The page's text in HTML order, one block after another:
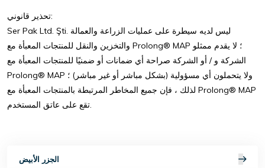
تحذير قانوني:
Ser Pak Ltd. Şti. ليس لديه سيطرة على عمليات الزراعة والعمالة
والتخزين والنقل للمنتجات المعبأة مع Prolong® MAP ؛ لا يقدم ممثلو
الشركة و / أو الشركة صراحة أي ضمانات أو ضمنيًا للمنتجات المعبأة مع
Prolong® MAP ولا يتحملون أي مسؤولية (بشكل مباشر أو غير مباشر) ؛
لذلك ، فإن جميع المخاطر المرتبطة بالمنتجات المعبأة مع Prolong® MAP
تقع على عاتق المستخدم.
الجزر الأبيض